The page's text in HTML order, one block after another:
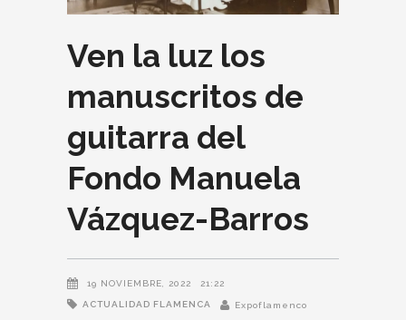
Ven la luz los
manuscritos de
guitarra del
Fondo Manuela
Vázquez-Barros
19 NOVIEMBRE, 2022 21:22
ACTUALIDAD FLAMENCA Expoflamenco